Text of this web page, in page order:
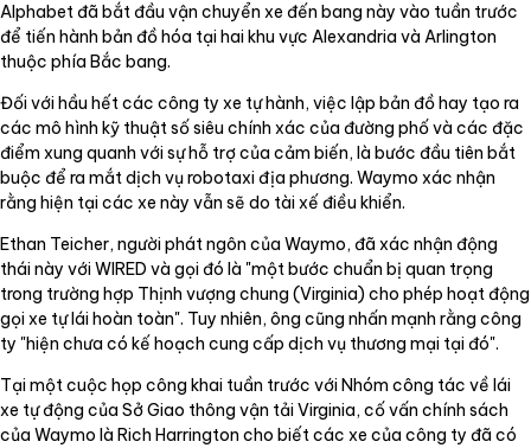
Alphabet đã bắt đầu vận chuyển xe đến bang này vào tuần trước
để tiến hành bản đồ hóa tại hai khu vực Alexandria và Arlington
thuộc phía Bắc bang.
Đối với hầu hết các công ty xe tự hành, việc lập bản đồ hay tạo ra
các mô hình kỹ thuật số siêu chính xác của đường phố và các đặc
điểm xung quanh với sự hỗ trợ của cảm biến, là bước đầu tiên bắt
buộc để ra mắt dịch vụ robotaxi địa phương. Waymo xác nhận
rằng hiện tại các xe này vẫn sẽ do tài xế điều khiển.
Ethan Teicher, người phát ngôn của Waymo, đã xác nhận động
thái này với WIRED và gọi đó là "một bước chuẩn bị quan trọng
trong trường hợp Thịnh vượng chung (Virginia) cho phép hoạt động
gọi xe tự lái hoàn toàn". Tuy nhiên, ông cũng nhấn mạnh rằng công
ty "hiện chưa có kế hoạch cung cấp dịch vụ thương mại tại đó".
Tại một cuộc họp công khai tuần trước với Nhóm công tác về lái
xe tự động của Sở Giao thông vận tải Virginia, cố vấn chính sách
của Waymo là Rich Harrington cho biết các xe của công ty đã có